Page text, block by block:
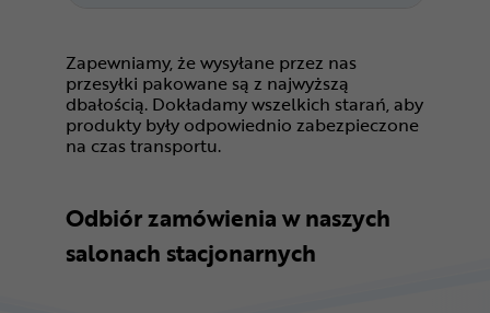
Zapewniamy, że wysyłane przez nas
przesyłki pakowane są z najwyższą
dbałością. Dokładamy wszelkich starań, aby
produkty były odpowiednio zabezpieczone
na czas transportu.
Odbiór zamówienia w naszych
salonach stacjonarnych